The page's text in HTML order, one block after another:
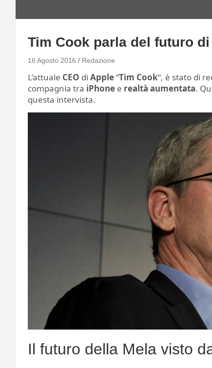
Tim Cook parla del futuro
16 Agosto 2016 Redazione
L’attuale CEO di Apple“Tim Cook“, è stato di
compagnia tra iPhone e realtà aumentata.
questa intervista.
Il futuro della Mela visto